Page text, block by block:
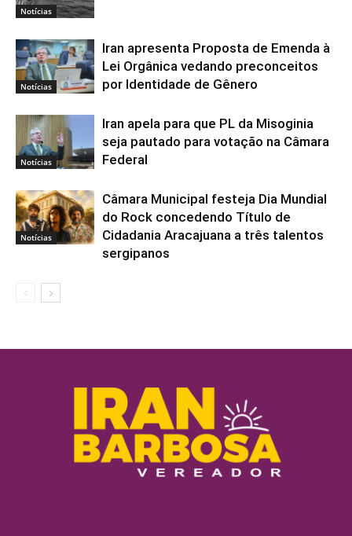
Notícias
Notícias
Iran apresenta Proposta de Emenda à
Lei Orgânica vedando preconceitos
por Identidade de Gênero
Notícias
Iran apela para que PL da Misoginia
seja pautado para votação na Câmara
Federal
Notícias
Câmara Municipal festeja Dia Mundial
do Rock concedendo Título de
Cidadania Aracajuana a três talentos
sergipanos